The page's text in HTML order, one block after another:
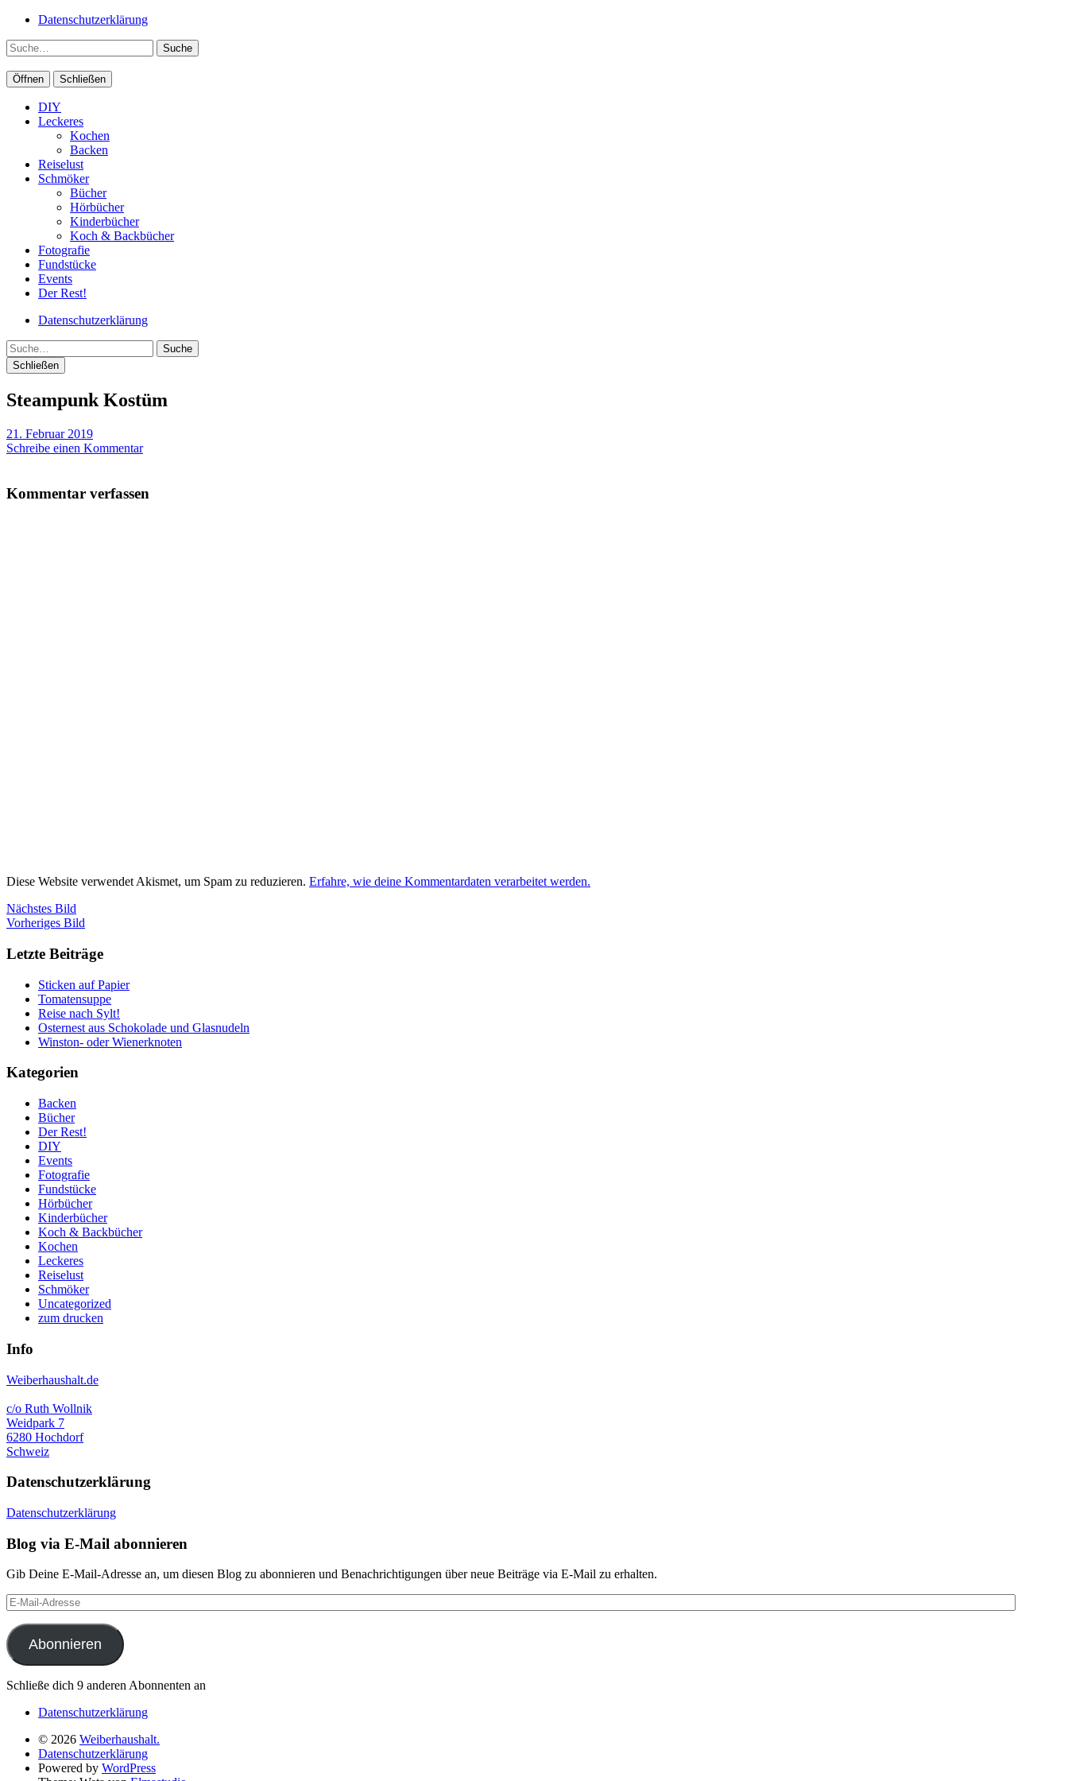
Datenschutzerklärung
Suche
Öffnen Schließen
DIY
Leckeres
Kochen
Backen
Reiselust
Schmöker
Bücher
Hörbücher
Kinderbücher
Koch & Backbücher
Fotografie
Fundstücke
Events
Der Rest!
Datenschutzerklärung
Suche
Schließen
Steampunk Kostüm
21. Februar 2019
Schreibe einen Kommentar
Kommentar verfassen
Diese Website verwendet Akismet, um Spam zu reduzieren. Erfahre, wie deine Kommentardaten verarbeitet werden.
Nächstes Bild
Vorheriges Bild
Letzte Beiträge
Sticken auf Papier
Tomatensuppe
Reise nach Sylt!
Osternest aus Schokolade und Glasnudeln
Winston- oder Wienerknoten
Kategorien
Backen
Bücher
Der Rest!
DIY
Events
Fotografie
Fundstücke
Hörbücher
Kinderbücher
Koch & Backbücher
Kochen
Leckeres
Reiselust
Schmöker
Uncategorized
zum drucken
Info
Weiberhaushalt.de
c/o Ruth Wollnik
Weidpark 7
6280 Hochdorf
Schweiz
Datenschutzerklärung
Datenschutzerklärung
Blog via E-Mail abonnieren
Gib Deine E-Mail-Adresse an, um diesen Blog zu abonnieren und Benachrichtigungen über neue Beiträge via E-Mail zu erhalten.
E-
Mail-
Adresse
Abonnieren
Schließe dich 9 anderen Abonnenten an
Datenschutzerklärung
© 2026 Weiberhaushalt.
Datenschutzerklärung
Powered by WordPress